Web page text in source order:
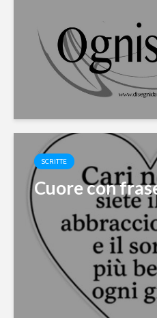
SCRITTE
Cuore con